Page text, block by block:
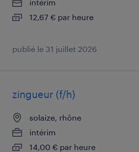
intérim
12,67 € par heure
publié le 31 juillet 2026
zingueur (f/h)
solaize, rhône
intérim
14,00 € par heure